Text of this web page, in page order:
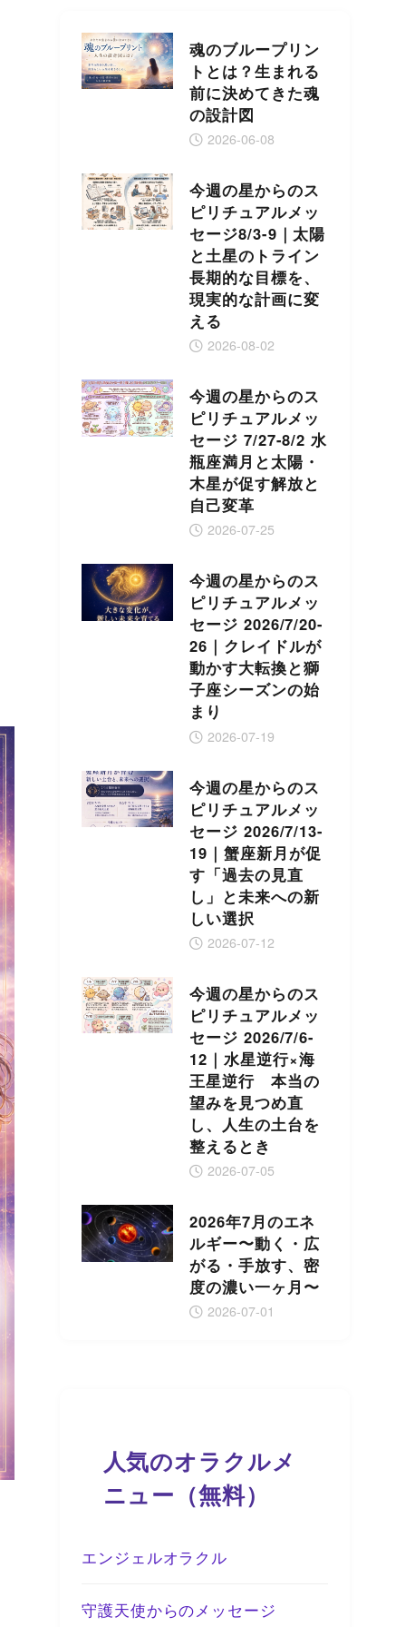
魂のブループリン
トとは？生まれる
前に決めてきた魂
の設計図
2026-06-08
今週の星からのス
ピリチュアルメッ
セージ8/3-9｜太陽
と土星のトライン
長期的な目標を、
現実的な計画に変
える
2026-08-02
今週の星からのス
ピリチュアルメッ
セージ 7/27-8/2 水
瓶座満月と太陽・
木星が促す解放と
自己変革
2026-07-25
今週の星からのス
ピリチュアルメッ
セージ 2026/7/20-
26｜クレイドルが
動かす大転換と獅
子座シーズンの始
まり
2026-07-19
今週の星からのス
ピリチュアルメッ
セージ 2026/7/13-
19｜蟹座新月が促
す「過去の見直
し」と未来への新
しい選択
2026-07-12
今週の星からのス
ピリチュアルメッ
セージ 2026/7/6-
12｜水星逆行×海
王星逆行 本当の
望みを見つめ直
し、人生の土台を
整えるとき
2026-07-05
2026年7月のエネ
ルギー〜動く・広
がる・手放す、密
度の濃い一ヶ月〜
2026-07-01
人気のオラクルメ
ニュー（無料）
エンジェルオラクル
守護天使からのメッセージ